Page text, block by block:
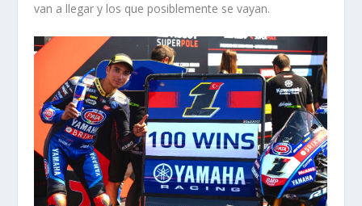
van a llegar y los que posiblemente se vayan.